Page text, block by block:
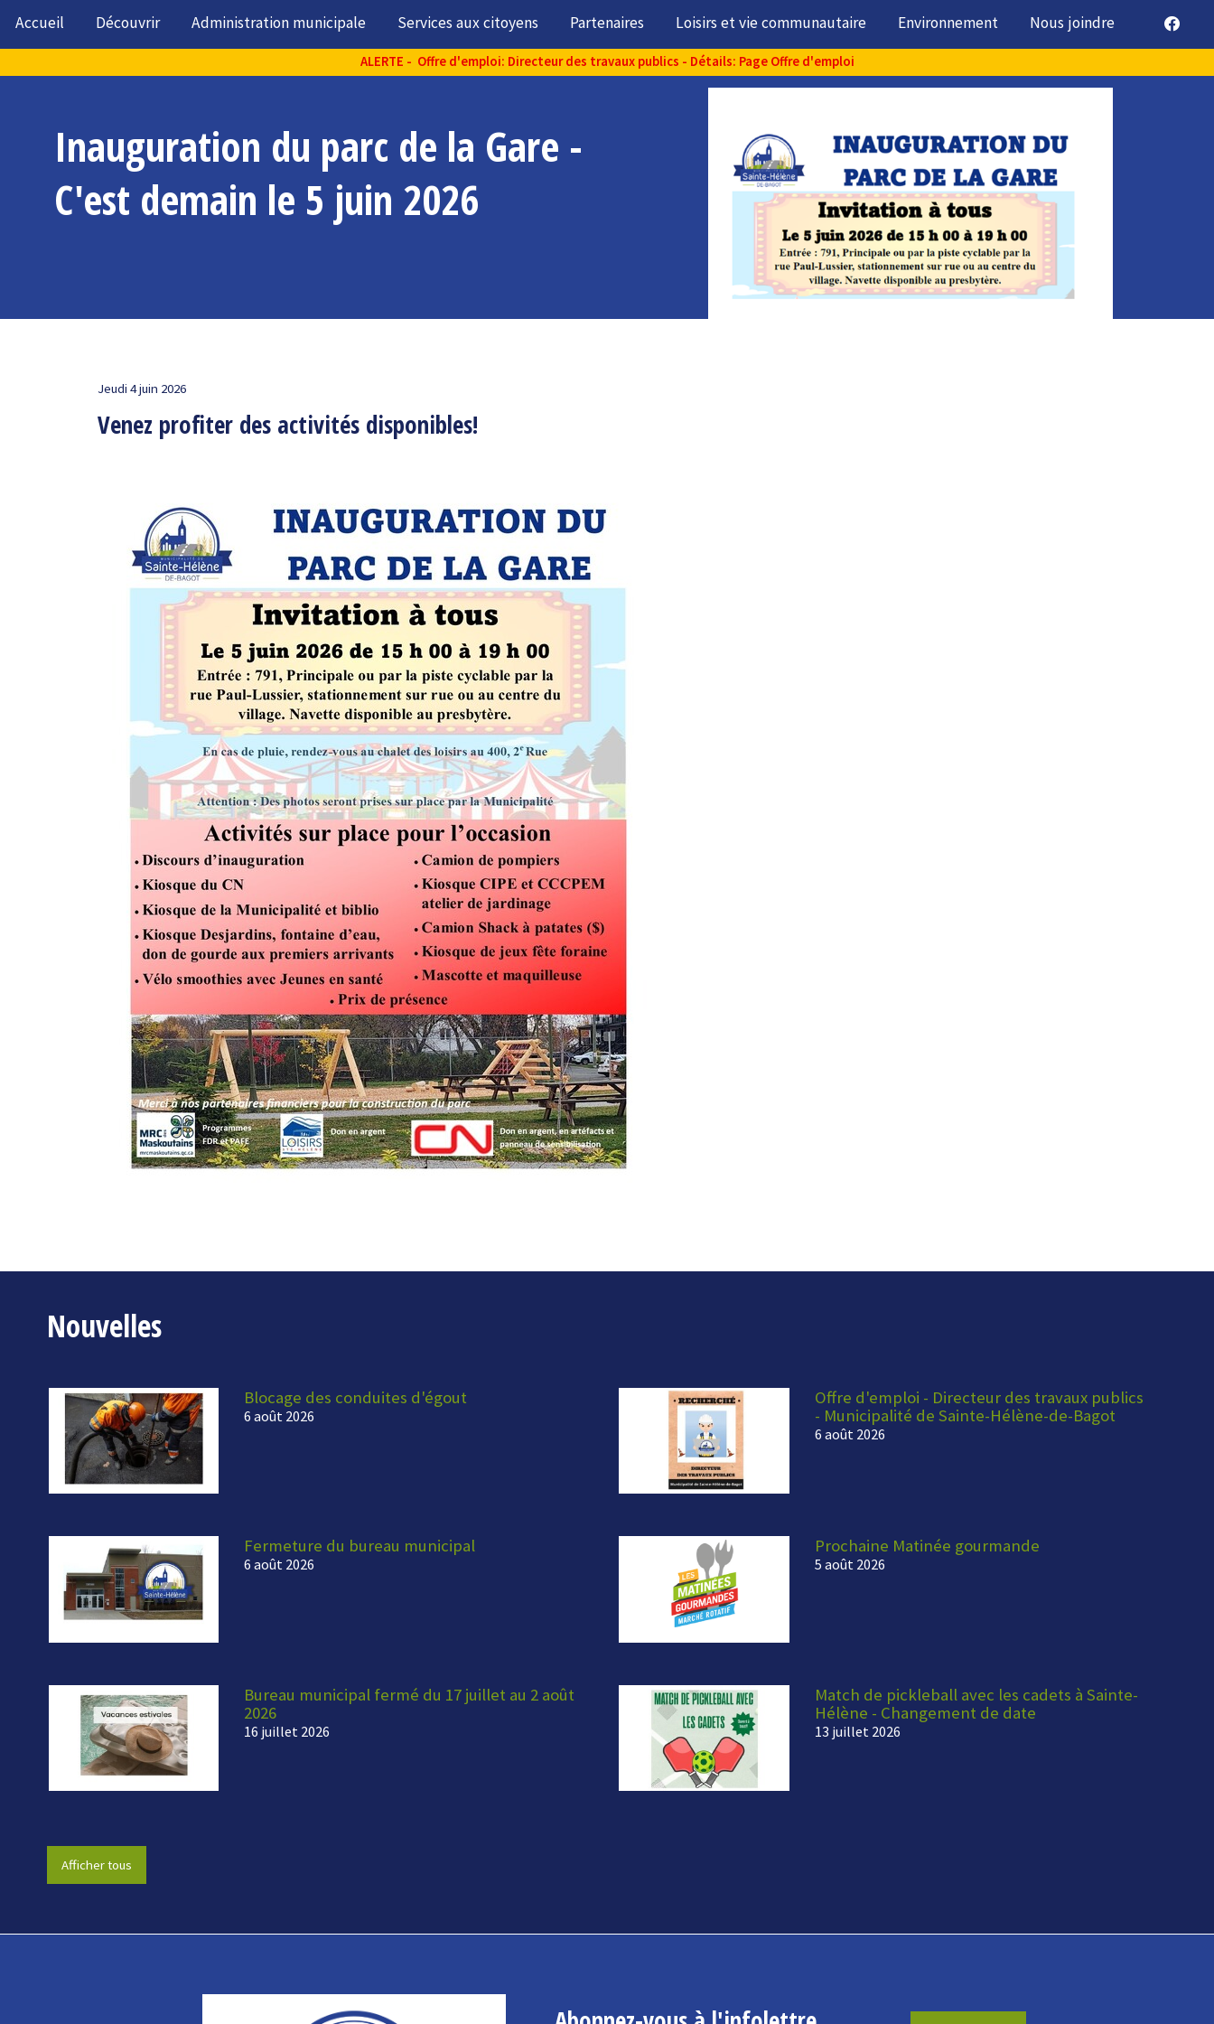
Accueil Découvrir Administration municipale Services aux citoyens Partenaires Loisirs et vie communautaire Environnement Nous joindre
ALERTE - Offre d'emploi: Directeur des travaux publics - Détails: Page Offre d'emploi
Inauguration du parc de la Gare -
C'est demain le 5 juin 2026
Jeudi 4 juin 2026
Venez profiter des activités disponibles!
Nouvelles
Blocage des conduites d'égout
6 août 2026
Offre d'emploi - Directeur des travaux publics
- Municipalité de Sainte-Hélène-de-Bagot
6 août 2026
Fermeture du bureau municipal
6 août 2026
Prochaine Matinée gourmande
5 août 2026
Bureau municipal fermé du 17 juillet au 2 août
2026
16 juillet 2026
Match de pickleball avec les cadets à Sainte-
Hélène - Changement de date
13 juillet 2026
Afficher tous